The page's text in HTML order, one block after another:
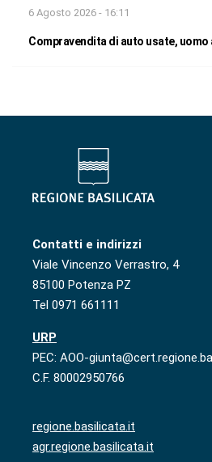
6 Agosto 2026 - 16:11
Compravendita di auto usate,
Contatti e indirizzi
Viale Vincenzo Verrastro, 4
85100 Potenza PZ
Tel 0971 661111
URP
PEC: AOO-
C.F. 80002950766
regione.basilicata.it
agr.regione.basilicata.it